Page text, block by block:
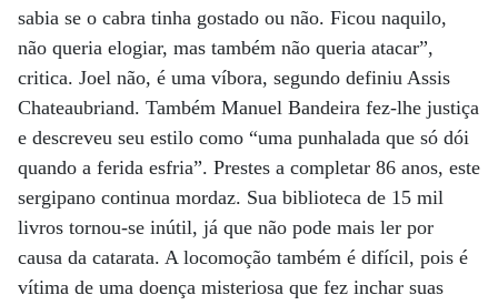
sabia se o cabra tinha gostado ou não. Ficou naquilo,
não queria elogiar, mas também não queria atacar”,
critica. Joel não, é uma víbora, segundo definiu Assis
Chateaubriand. Também Manuel Bandeira fez-lhe justiça
e descreveu seu estilo como “uma punhalada que só dói
quando a ferida esfria”. Prestes a completar 86 anos, este
sergipano continua mordaz. Sua biblioteca de 15 mil
livros tornou-se inútil, já que não pode mais ler por
causa da catarata. A locomoção também é difícil, pois é
vítima de uma doença misteriosa que fez inchar suas